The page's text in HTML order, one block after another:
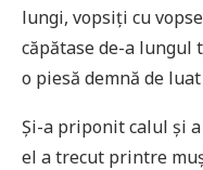
lungi, vopsiți cu
căpătase de-a
o piesă demnă de
Și-a priponit calul și
el a trecut printre